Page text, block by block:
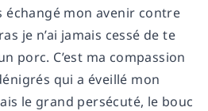
échangé mon avenir contre
je n’ai jamais cessé de te
porc. C’est ma compassion
qui a éveillé mon
le grand persécuté, le bouc